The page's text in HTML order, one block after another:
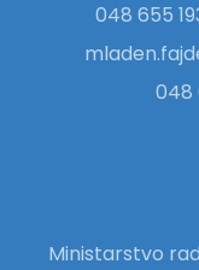
048 655
048
Ministarstvo